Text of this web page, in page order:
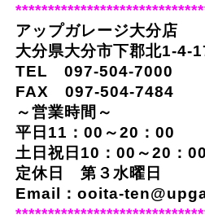
アップガレージ大分店
大分県大分市下郡北1-4-
TEL 097-504-7000
FAX 097-504-7484
～営業時間～
平日11：00～20：00
土日祝日10：00～20：00
定休日 第３水曜日
Email：ooita-